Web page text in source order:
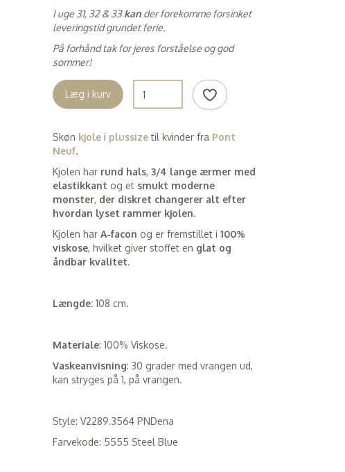
I uge 31, 32 & 33kan der forekomme forsinket
leveringstid grundet ferie.
På forhånd tak for jeres forståelse og god
sommer!
Læg i kurv
Skøn kjole i plussize til kvinder fra Pont
Neuf.
Kjolen har rund hals, 3/4 lange ærmer med
elastikkant og et smukt moderne
mønster, der diskret changerer alt efter
hvordan lyset rammer kjolen.
Kjolen har A-facon og er fremstillet i100%
viskose, hvilket giver stoffet en glat og
åndbar kvalitet.
Længde:108 cm.
Materiale: 100% Viskose.
Vaskeanvisning: 30 grader med vrangen ud,
kan stryges på 1, på vrangen.
Style: V2289.3564 PNDena
Farvekode: 5555 Steel Blue